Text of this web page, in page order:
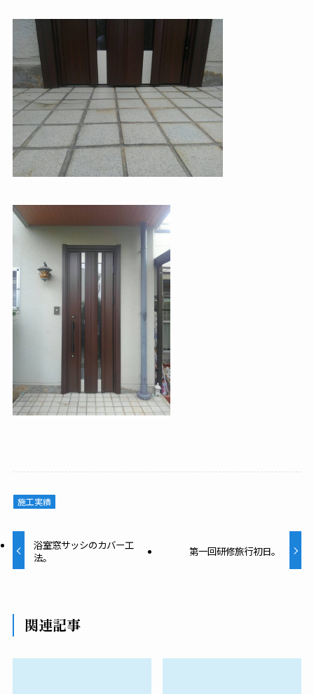
施工実績
浴室窓サッシのカバー工
法。
第一回研修旅行初日。
関連記事